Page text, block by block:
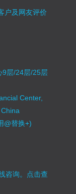
户及网友评价
9层/24层/25层
Center,
@替换+)
咨询。 点击查